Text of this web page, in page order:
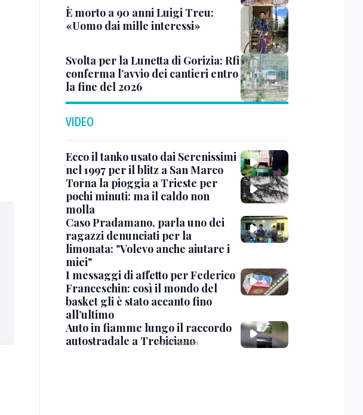
È morto a 90 anni Luigi Treu:
«Uomo dai mille interessi»
Svolta per la Lunetta di Gorizia: Rfi
conferma l’avvio dei cantieri entro
la fine del 2026
VIDEO
Ecco il tanko usato dai Serenissimi
nel 1997 per il blitz a San Marco
Torna la pioggia a Trieste per
pochi minuti: ma il caldo non
molla
Caso Pradamano, parla uno dei
ragazzi denunciati per la
limonata: "Volevo anche aiutare i
miei"
I messaggi di affetto per Federico
Franceschin: così il mondo del
basket gli è stato accanto fino
all’ultimo
Auto in fiamme lungo il raccordo
autostradale a Trebiciano